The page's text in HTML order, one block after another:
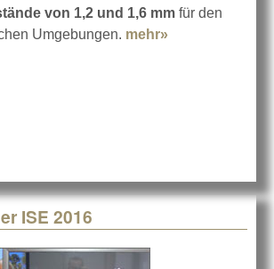
von 1,2 und 1,6 mm für den
Umgebungen. mehr»
ISE 2016